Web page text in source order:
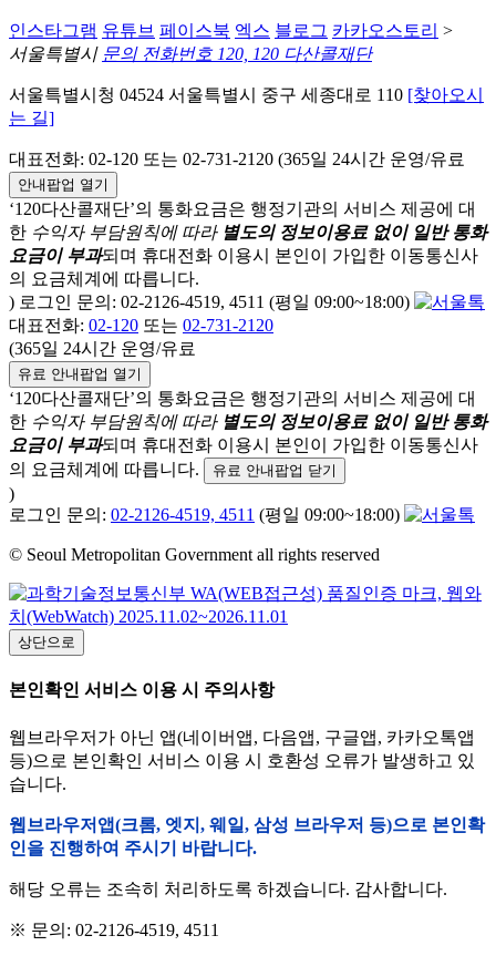
인스타그램 유튜브 페이스북 엑스 블로그 카카오스토리 >
서울특별시 문의 전화번호 120, 120 다산콜재단
서울특별시청 04524 서울특별시 중구 세종대로 110 [찾아오시
는 길]
대표전화: 02-120 또는 02-731-2120 (365일 24시간 운영/유료
안내팝업 열기
‘120다산콜재단’의 통화요금은 행정기관의 서비스 제공에 대
한 수익자 부담원칙에 따라 별도의 정보이용료 없이 일반 통화
요금이 부과되며 휴대전화 이용시 본인이 가입한 이동통신사
의 요금체계에 따릅니다.
) 로그인 문의: 02-2126-4519, 4511 (평일 09:00~18:00)
대표전화: 02-120 또는 02-731-2120
(365일 24시간 운영/유료
유료 안내팝업 열기
‘120다산콜재단’의 통화요금은 행정기관의 서비스 제공에 대
한 수익자 부담원칙에 따라 별도의 정보이용료 없이 일반 통화
요금이 부과되며 휴대전화 이용시 본인이 가입한 이동통신사
의 요금체계에 따릅니다.
유료 안내팝업 닫기
)
로그인 문의: 02-2126-4519, 4511 (평일 09:00~18:00)
© Seoul Metropolitan Government all rights reserved
상단으로
본인확인 서비스 이용 시 주의사항
웹브라우저가 아닌 앱(네이버앱, 다음앱, 구글앱, 카카오톡앱
등)으로 본인확인 서비스 이용 시 호환성 오류가 발생하고 있
습니다.
웹브라우저앱(크롬, 엣지, 웨일, 삼성 브라우저 등)으로 본인확
인을 진행하여 주시기 바랍니다.
해당 오류는 조속히 처리하도록 하겠습니다. 감사합니다.
※ 문의: 02-2126-4519, 4511